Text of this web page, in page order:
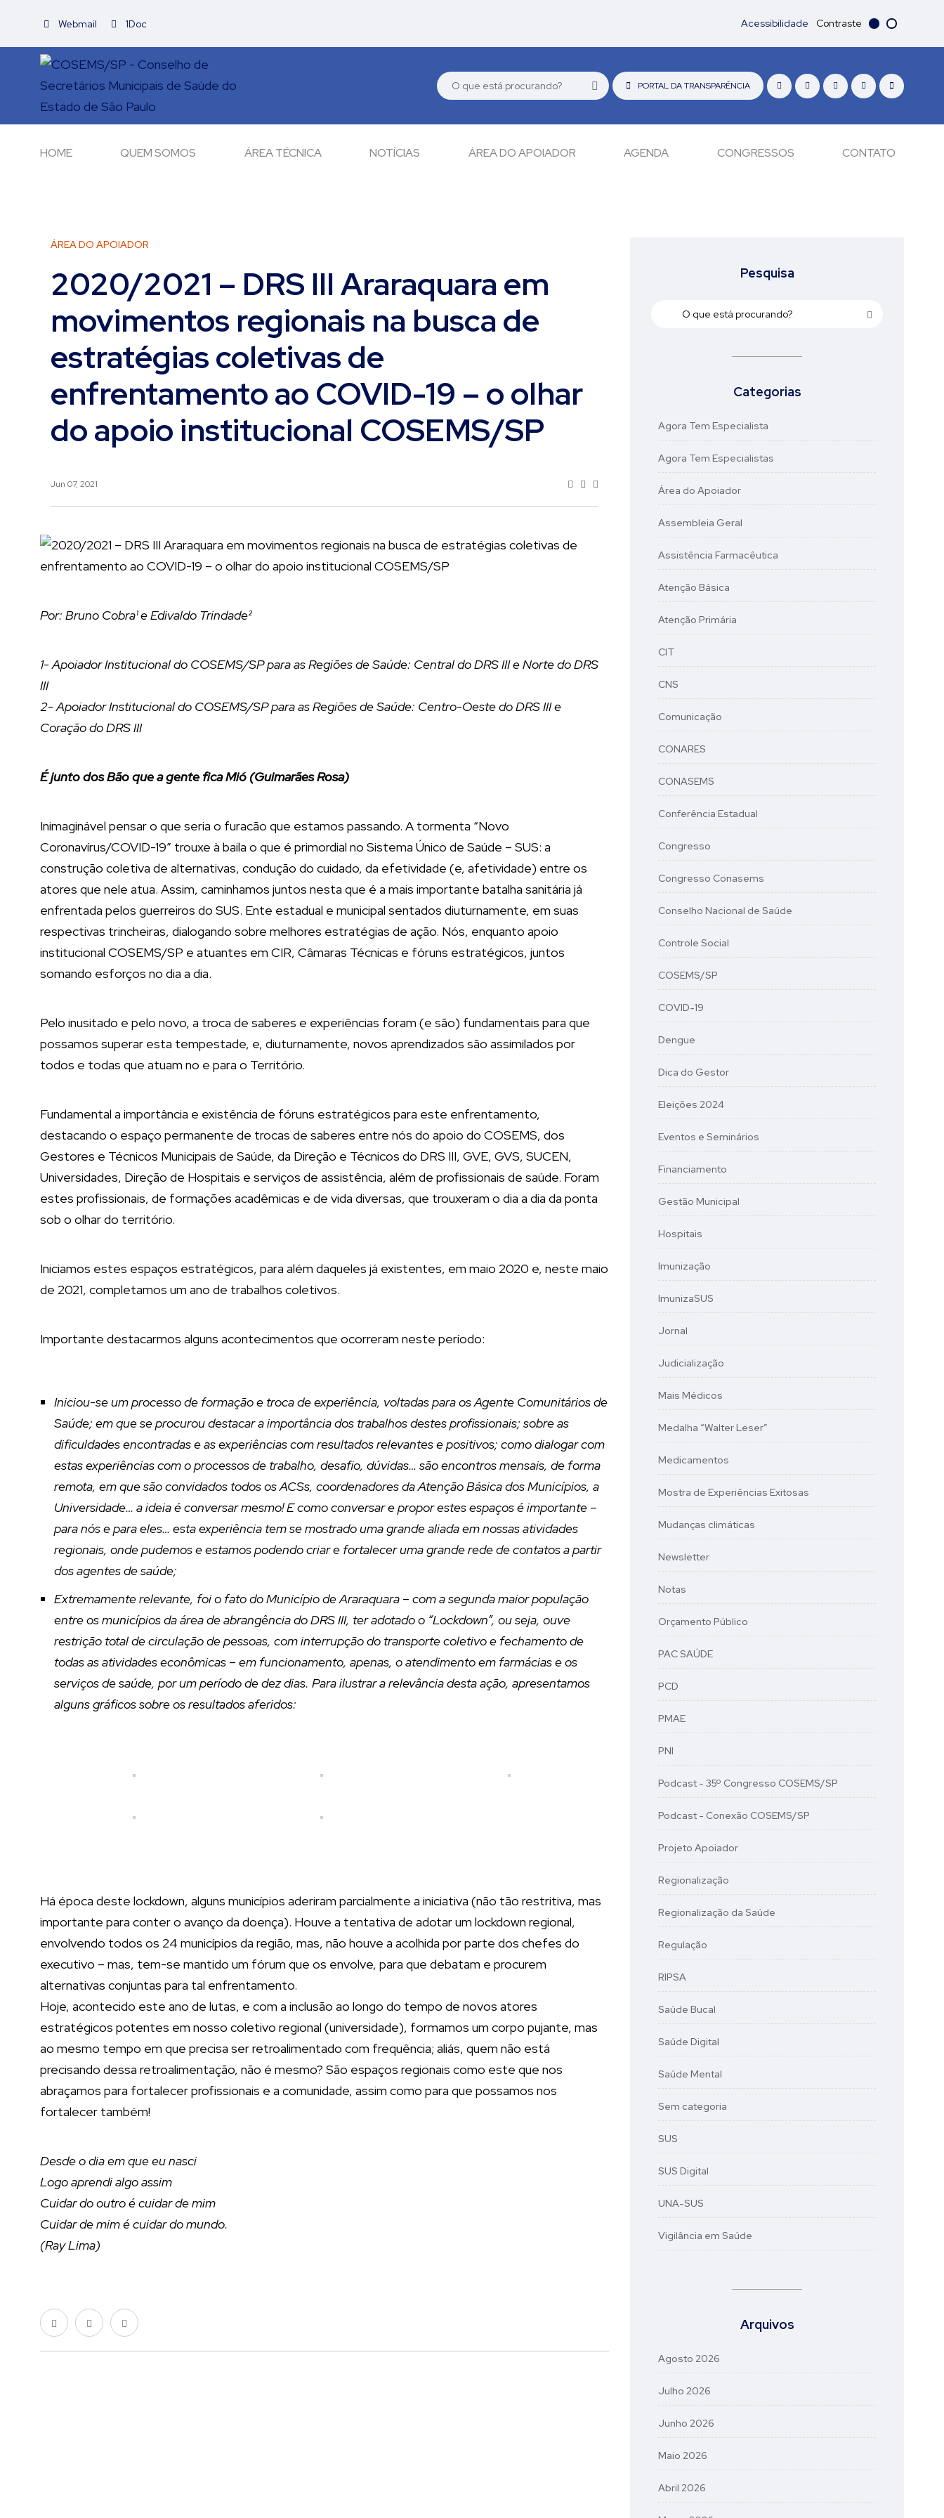
Webmail 1Doc Acessibilidade Contraste
PORTAL DA TRANSPARÊNCIA
HOME QUEM SOMOS ÁREA TÉCNICA NOTÍCIAS ÁREA DO APOIADOR AGENDA CONGRESSOS CONTATO
ÁREA DO APOIADOR
2020/2021 – DRS III Araraquara em
movimentos regionais na busca de
estratégias coletivas de
enfrentamento ao COVID-19 – o olhar
do apoio institucional COSEMS/SP
Jun 07, 2021
Por: Bruno Cobra¹ e Edivaldo Trindade²
1- Apoiador Institucional do COSEMS/SP para as Regiões de Saúde: Central do DRS III e Norte do DRS
III
2- Apoiador Institucional do COSEMS/SP para as Regiões de Saúde: Centro-Oeste do DRS III e
Coração do DRS III
É junto dos Bão que a gente fica Mió (Guimarães Rosa)
Inimaginável pensar o que seria o furacão que estamos passando. A tormenta “Novo
Coronavírus/COVID-19” trouxe à baila o que é primordial no Sistema Único de Saúde – SUS: a
construção coletiva de alternativas, condução do cuidado, da efetividade (e, afetividade) entre os
atores que nele atua. Assim, caminhamos juntos nesta que é a mais importante batalha sanitária já
enfrentada pelos guerreiros do SUS. Ente estadual e municipal sentados diuturnamente, em suas
respectivas trincheiras, dialogando sobre melhores estratégias de ação. Nós, enquanto apoio
institucional COSEMS/SP e atuantes em CIR, Câmaras Técnicas e fóruns estratégicos, juntos
somando esforços no dia a dia.
Pelo inusitado e pelo novo, a troca de saberes e experiências foram (e são) fundamentais para que
possamos superar esta tempestade, e, diuturnamente, novos aprendizados são assimilados por
todos e todas que atuam no e para o Território.
Fundamental a importância e existência de fóruns estratégicos para este enfrentamento,
destacando o espaço permanente de trocas de saberes entre nós do apoio do COSEMS, dos
Gestores e Técnicos Municipais de Saúde, da Direção e Técnicos do DRS III, GVE, GVS, SUCEN,
Universidades, Direção de Hospitais e serviços de assistência, além de profissionais de saúde. Foram
estes profissionais, de formações acadêmicas e de vida diversas, que trouxeram o dia a dia da ponta
sob o olhar do território.
Iniciamos estes espaços estratégicos, para além daqueles já existentes, em maio 2020 e, neste maio
de 2021, completamos um ano de trabalhos coletivos.
Importante destacarmos alguns acontecimentos que ocorreram neste período:
Iniciou-se um processo de formação e troca de experiência, voltadas para os Agente Comunitários de
Saúde; em que se procurou destacar a importância dos trabalhos destes profissionais; sobre as
dificuldades encontradas e as experiências com resultados relevantes e positivos; como dialogar com
estas experiências com o processos de trabalho, desafio, dúvidas… são encontros mensais, de forma
remota, em que são convidados todos os ACSs, coordenadores da Atenção Básica dos Municípios, a
Universidade… a ideia é conversar mesmo! E como conversar e propor estes espaços é importante –
para nós e para eles… esta experiência tem se mostrado uma grande aliada em nossas atividades
regionais, onde pudemos e estamos podendo criar e fortalecer uma grande rede de contatos a partir
dos agentes de saúde;
Extremamente relevante, foi o fato do Município de Araraquara – com a segunda maior população
entre os municípios da área de abrangência do DRS III, ter adotado o “Lockdown”, ou seja, ouve
restrição total de circulação de pessoas, com interrupção do transporte coletivo e fechamento de
todas as atividades econômicas – em funcionamento, apenas, o atendimento em farmácias e os
serviços de saúde, por um período de dez dias. Para ilustrar a relevância desta ação, apresentamos
alguns gráficos sobre os resultados aferidos:
Há época deste lockdown, alguns municípios aderiram parcialmente a iniciativa (não tão restritiva, mas
importante para conter o avanço da doença). Houve a tentativa de adotar um lockdown regional,
envolvendo todos os 24 municípios da região, mas, não houve a acolhida por parte dos chefes do
executivo – mas, tem-se mantido um fórum que os envolve, para que debatam e procurem
alternativas conjuntas para tal enfrentamento.
Hoje, acontecido este ano de lutas, e com a inclusão ao longo do tempo de novos atores
estratégicos potentes em nosso coletivo regional (universidade), formamos um corpo pujante, mas
ao mesmo tempo em que precisa ser retroalimentado com frequência; aliás, quem não está
precisando dessa retroalimentação, não é mesmo? São espaços regionais como este que nos
abraçamos para fortalecer profissionais e a comunidade, assim como para que possamos nos
fortalecer também!
Desde o dia em que eu nasci
Logo aprendi algo assim
Cuidar do outro é cuidar de mim
Cuidar de mim é cuidar do mundo.
(Ray Lima)
Pesquisa
Categorias
Agora Tem Especialista
Agora Tem Especialistas
Área do Apoiador
Assembleia Geral
Assistência Farmacêutica
Atenção Básica
Atenção Primária
CIT
CNS
Comunicação
CONARES
CONASEMS
Conferência Estadual
Congresso
Congresso Conasems
Conselho Nacional de Saúde
Controle Social
COSEMS/SP
COVID-19
Dengue
Dica do Gestor
Eleições 2024
Eventos e Seminários
Financiamento
Gestão Municipal
Hospitais
Imunização
ImunizaSUS
Jornal
Judicialização
Mais Médicos
Medalha “Walter Leser”
Medicamentos
Mostra de Experiências Exitosas
Mudanças climáticas
Newsletter
Notas
Orçamento Público
PAC SAÚDE
PCD
PMAE
PNI
Podcast - 35º Congresso COSEMS/SP
Podcast - Conexão COSEMS/SP
Projeto Apoiador
Regionalização
Regionalização da Saúde
Regulação
RIPSA
Saúde Bucal
Saúde Digital
Saúde Mental
Sem categoria
SUS
SUS Digital
UNA-SUS
Vigilância em Saúde
Arquivos
Agosto 2026
Julho 2026
Junho 2026
Maio 2026
Abril 2026